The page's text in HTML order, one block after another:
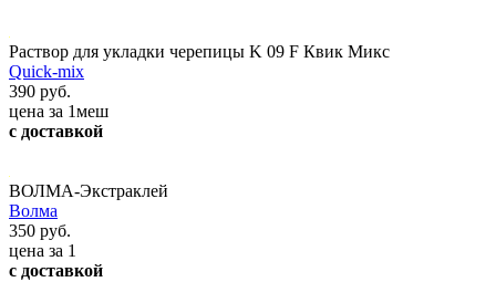
Раствор для укладки черепицы K 09 F Квик Микс
Quick-mix
390 руб.
цена за 1меш
с доставкой
ВОЛМА-Экстраклей
Волма
350 руб.
цена за 1
с доставкой